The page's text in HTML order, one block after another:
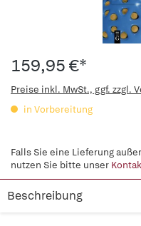
159,95 €*
Preise inkl. MwSt., ggf. zzgl.
in Vorbereitung
Falls Sie eine Lieferung
nutzen Sie bitte unser
Beschreibung